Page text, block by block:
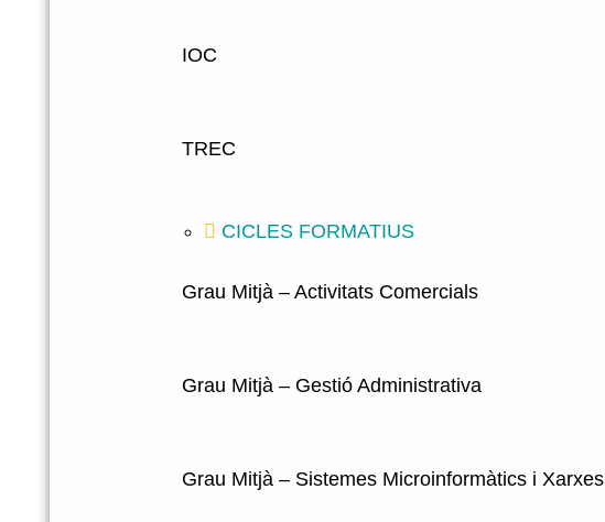
IOC
TREC
CICLES FORMATIUS
Grau Mitjà – Activitats Comercials
Grau Mitjà – Gestió Administrativa
Grau Mitjà – Sistemes Microinformàtics i Xarxes